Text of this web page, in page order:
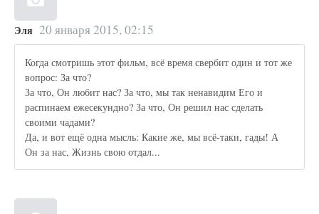
Эля 20 января 2015, 02:15
Когда смотришь этот фильм, всё время свербит один и тот же
вопрос: За что?
За что, Он любит нас? За что, мы так ненавидим Его и
распинаем ежесекундно? За что, Он решил нас сделать
своими чадами?
Да, и вот ещё одна мысль: Какие же, мы всё-таки, гады! А
Он за нас, Жизнь свою отдал...